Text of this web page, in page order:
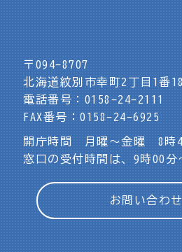
〒094-8707
北海道紋別市幸町2丁目1番
電話番号：0158-24-2111
FAX番号：0158-24-6925
開庁時間 月曜～金曜 8時
窓口の受付時間は、9時00分
お問い合わせ